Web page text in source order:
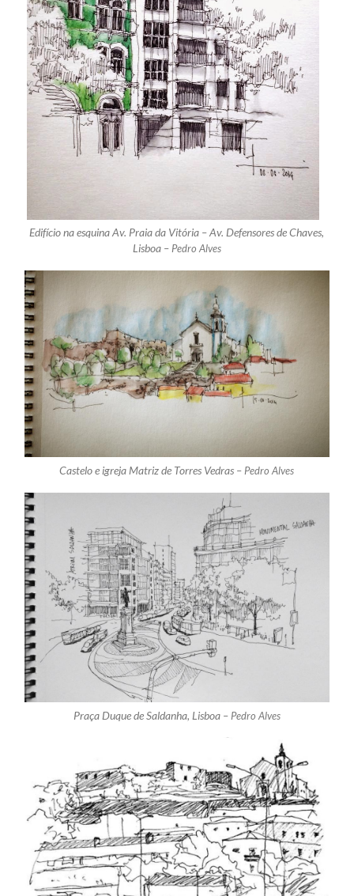
Edifício na esquina Av. Praia da Vitória – Av. Defensores de Chaves,
Lisboa –Pedro Alves
Castelo e igreja Matriz de Torres Vedras –Pedro Alves
Praça Duque de Saldanha, Lisboa – Pedro Alves